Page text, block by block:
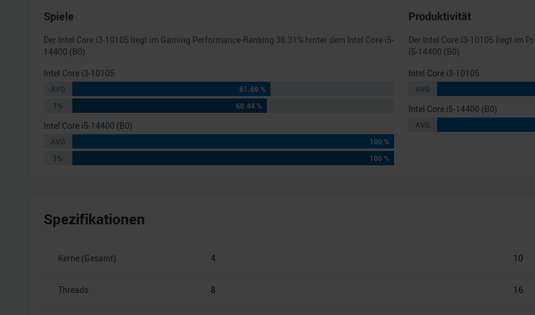
Spiele
Der Intel Core i3-10105 liegt im Gaming Performance-Ranking 38.31 % hinter dem Intel Core i5-
14400 (B0)
Intel Core i3-10105
AVG
61.69 %
1%
60.44 %
Intel Core i5-14400 (B0)
AVG
100 %
1%
100 %
Produktivität
Der Intel Core i3-10105 liegt im
i5-14400 (B0)
Intel Core i3-10105
AVG
Intel Core i5-14400 (B0)
AVG
Spezifikationen
Kerne (Gesamt) 4 10
Threads 8 16